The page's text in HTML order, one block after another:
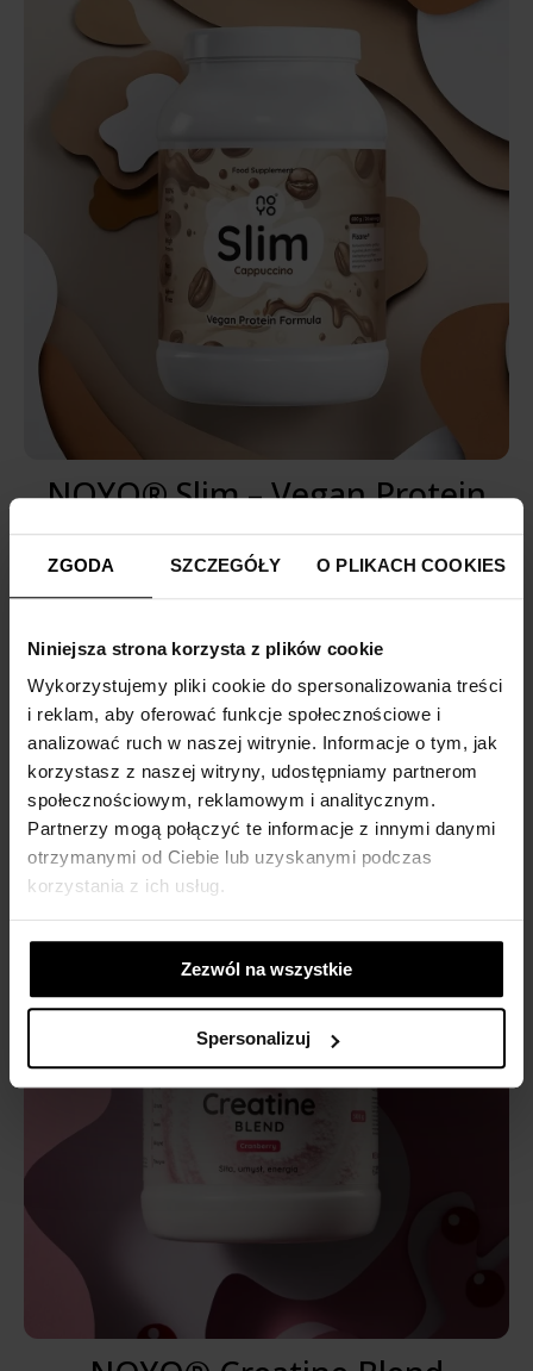
ZGODA SZCZEGÓŁY O PLIKACH COOKIES
Niniejsza strona korzysta z plików cookie
Wykorzystujemy pliki cookie do spersonalizowania treści
i reklam, aby oferować funkcje społecznościowe i
analizować ruch w naszej witrynie. Informacje o tym, jak
korzystasz z naszej witryny, udostępniamy partnerom
społecznościowym, reklamowym i analitycznym.
Partnerzy mogą połączyć te informacje z innymi danymi
otrzymanymi od Ciebie lub uzyskanymi podczas
korzystania z ich usług.
Zezwól na wszystkie
Spersonalizuj
NOYO® Slim – Vegan Protein
Капучино
189,00 zł
додатидо кошика